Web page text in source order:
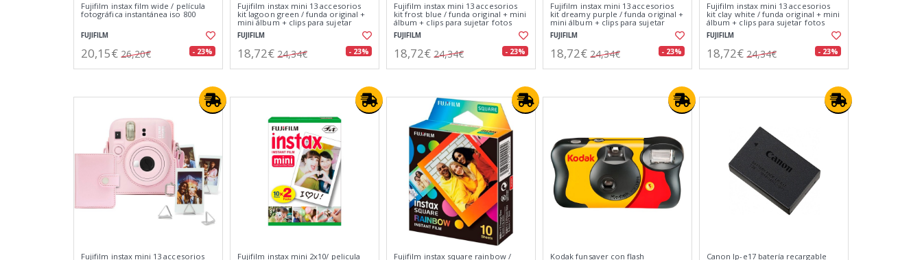
Fujifilm instax film wide / película
fotográfica instantánea iso 800
FUJIFILM
20,15€ 26,20€ - 23%
Fujifilm instax mini 13 accesorios
kit lagoon green / funda original +
mini álbum + clips para sujetar
fotos
FUJIFILM
18,72€ 24,34€ - 23%
Fujifilm instax mini 13 accesorios
kit frost blue / funda original + mini
álbum + clips para sujetar fotos
FUJIFILM
18,72€ 24,34€ - 23%
Fujifilm instax mini 13 accesorios
kit dreamy purple / funda original +
mini álbum + clips para sujetar
fotos
FUJIFILM
18,72€ 24,34€ - 23%
Fujifilm instax mini 13 accesorios
kit clay white / funda original + mini
álbum + clips para sujetar fotos
FUJIFILM
18,72€ 24,34€ - 23%
Fujifilm instax mini 13 accesorios
Fujifilm instax mini 2x10/ pelicula
Fujifilm instax square rainbow /
Kodak funsaver con flash
Canon lp-e17 batería recargable